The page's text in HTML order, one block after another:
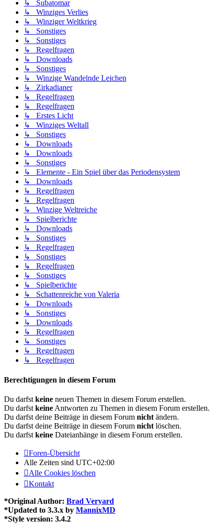
↳ Subatomar
↳ Winziges Verlies
↳ Winziger Weltkrieg
↳ Sonstiges
↳ Sonstiges
↳ Regelfragen
↳ Downloads
↳ Sonstiges
↳ Winzige Wandelnde Leichen
↳ Zirkadianer
↳ Regelfragen
↳ Regelfragen
↳ Erstes Licht
↳ Winziges Weltall
↳ Sonstiges
↳ Downloads
↳ Downloads
↳ Sonstiges
↳ Elemente - Ein Spiel über das Periodensystem
↳ Downloads
↳ Regelfragen
↳ Regelfragen
↳ Winzige Weltreiche
↳ Spielberichte
↳ Downloads
↳ Sonstiges
↳ Regelfragen
↳ Sonstiges
↳ Regelfragen
↳ Sonstiges
↳ Spielberichte
↳ Schattenreiche von Valeria
↳ Downloads
↳ Sonstiges
↳ Downloads
↳ Regelfragen
↳ Sonstiges
↳ Regelfragen
↳ Regelfragen
Berechtigungen in diesem Forum
Du darfst keine neuen Themen in diesem Forum erstellen.
Du darfst keine Antworten zu Themen in diesem Forum erstellen.
Du darfst deine Beiträge in diesem Forum nicht ändern.
Du darfst deine Beiträge in diesem Forum nicht löschen.
Du darfst keine Dateianhänge in diesem Forum erstellen.
Foren-Übersicht
Alle Zeiten sind UTC+02:00
Alle Cookies löschen
Kontakt
*Original Author: Brad Veryard
*Updated to 3.3.x by MannixMD
*Style version: 3.4.2